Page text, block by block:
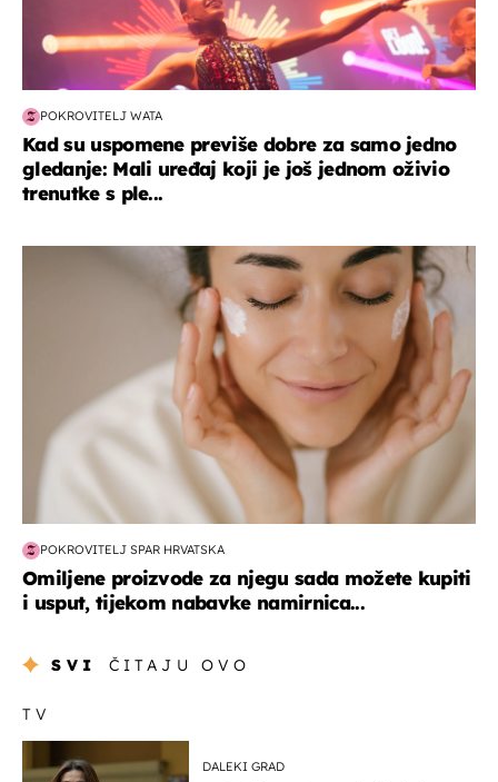
POKROVITELJ WATA
Kad su uspomene previše dobre za samo jedno
gledanje: Mali uređaj koji je još jednom oživio
trenutke s ple...
moda & ljepota
POKROVITELJ SPAR HRVATSKA
Omiljene proizvode za njegu sada možete kupiti
i usput, tijekom nabavke namirnica...
SVI ČITAJU OVO
TV
DALEKI GRAD